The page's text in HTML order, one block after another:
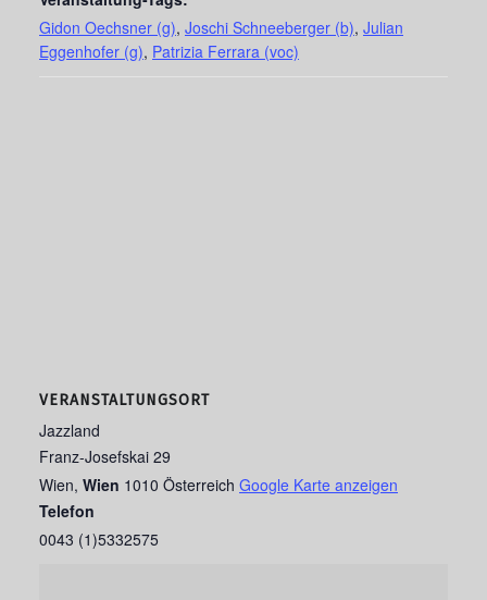
Gidon Oechsner (g), Joschi Schneeberger (b), Julian
Eggenhofer (g), Patrizia Ferrara (voc)
VERANSTALTUNGSORT
Jazzland
Franz-Josefskai 29
Wien, Wien 1010 Österreich Google Karte anzeigen
Telefon
0043 (1)5332575